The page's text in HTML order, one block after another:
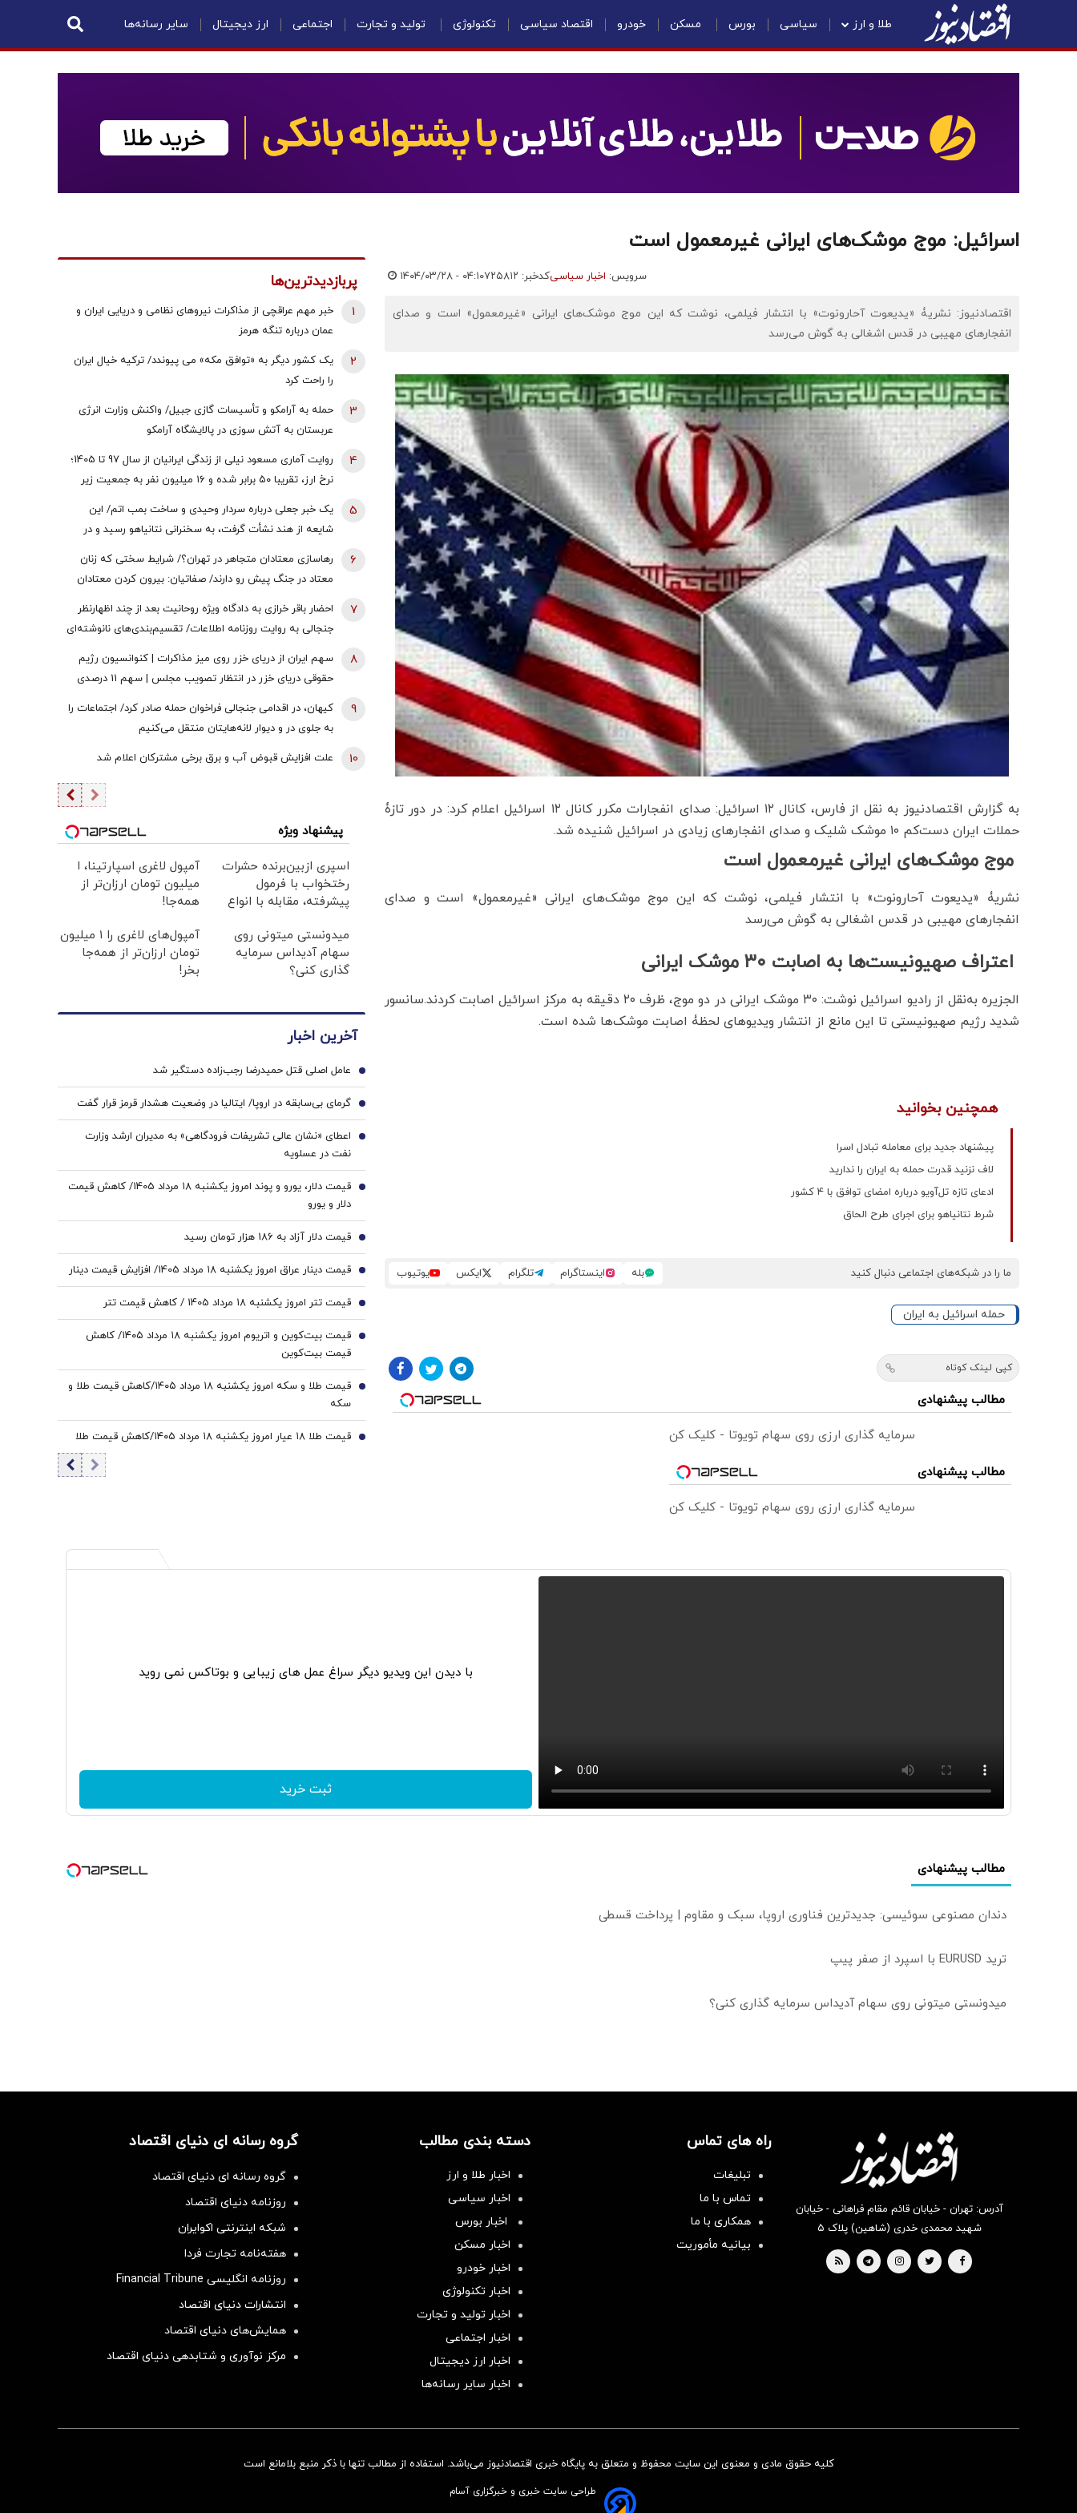
طلا و ارز سیاسی بورس مسکن خودرو اقتصاد سیاسی تکنولوژی تولید و تجارت اجتماعی ارز دیجیتال سایر رسانه‌ها
اسرائیل: موج موشک‌های ایرانی غیرمعمول است
سرویس: اخبار سیاسیکدخبر: ۷۲۵۸۱۲ ۱۴۰۴/۰۳/۲۸ - ۰۴:۱۰
اقتصادنیوز: نشریۀ «یدیعوت آحارونوت» با انتشار فیلمی، نوشت که این موج موشک‌های ایرانی «غیرمعمول» است و صدای
انفجارهای مهیبی در قدس اشغالی به گوش می‌رسد
به گزارش اقتصادنیوز به نقل از فارس، کانال ۱۲ اسرائیل: صدای انفجارات مکرر کانال ۱۲ اسرائیل اعلام کرد: در دور تازۀ
حملات ایران دست‌کم ۱۰ موشک شلیک و صدای انفجارهای زیادی در اسرائیل شنیده شد.
موج موشک‌های ایرانی غیرمعمول است
نشریۀ «یدیعوت آحارونوت» با انتشار فیلمی، نوشت که این موج موشک‌های ایرانی «غیرمعمول» است و صدای
انفجارهای مهیبی در قدس اشغالی به گوش می‌رسد
اعتراف صهیونیست‌ها به اصابت ۳۰ موشک ایرانی
الجزیره به‌نقل از رادیو اسرائیل نوشت: ۳۰ موشک ایرانی در دو موج، ظرف ۲۰ دقیقه به مرکز اسرائیل اصابت کردند.سانسور
شدید رژیم صهیونیستی تا این مانع از انتشار ویدیوهای لحظۀ اصابت موشک‌ها شده است.
همچنین بخوانید
پیشنهاد جدید برای معامله تبادل اسرا
لاف نزنید قدرت حمله به ایران را ندارید
ادعای تازه تل‌آویو درباره امضای توافق با ۴ کشور
شرط نتانیاهو برای اجرای طرح الحاق
ما را در شبکه‌های اجتماعی دنبال کنید بله اینستاگرام تلگرام ایکس یوتیوب
حمله اسرائیل به ایران
کپی لینک کوتاه
مطالب پیشنهادی
سرمایه گذاری ارزی روی سهام تویوتا - کلیک کن
مطالب پیشنهادی
سرمایه گذاری ارزی روی سهام تویوتا - کلیک کن
پربازدیدترین‌ها
خبر مهم عراقچی از مذاکرات نیروهای نظامی و دریایی ایران و
عمان درباره تنگه هرمز
1
یک کشور دیگر به «توافق مکه» می پیوندد/ ترکیه خیال ایران
را راحت کرد
2
حمله به آرامکو و تأسیسات گازی جبیل/ واکنش وزارت انرژی
عربستان به آتش سوزی در پالایشگاه آرامکو
3
روایت آماری مسعود نیلی از زندگی ایرانیان از سال 97 تا 1405؛
نرخ ارز، تقریبا ۵۰ برابر شده و ۱۶‌ میلیون نفر به جمعیت زیر
رویکرد ساخته می‌شود؛ حکمرانی عرصه جنگاوری است یا عرصه
فراهم‌آوری صلح؟
4
یک خبر جعلی درباره سردار وحیدی و ساخت بمب اتم/ این
شایعه از هند نشأت گرفت، به سخنرانی نتانیاهو رسید و در
5
رهاسازی معتادان متجاهر در تهران؟/ شرایط سختی که زنان
معتاد در جنگ پیش رو دارند/ صفاتیان: بیرون کردن معتادان
متجاهر از مراکز فقط یک بهانه است
6
احضار باقر خرازی به دادگاه ویژه روحانیت بعد از چند اظهارنظر
جنجالی به روایت روزنامه اطلاعات/ تقسیم‌بندی‌های نانوشته‌ای
سرمایه‌آفرین نیست
7
سهم ایران از دریای خزر روی میز مذاکرات | کنوانسیون رژیم
حقوقی دریای خزر در انتظار تصویب مجلس | سهم 11 درصدی
8
کیهان، در اقدامی جنجالی فراخوان حمله صادر کرد/ اجتماعات را
به جلوی در و دیوار لانه‌هایتان منتقل می‌کنیم
9
علت افزایش قبوض آب و برق برخی مشترکان اعلام شد 10
پیشنهاد ویژه
اسپری ازبین‌برنده حشرات
رختخواب با فرمول
پیشرفته، مقابله با انواع
آمپول لاغری اسپارتینا، ا
میلیون تومان ارزان‌تر از
همه‌جا!
میدونستی میتونی روی
سهام آدیداس سرمایه
گذاری کنی؟
آمپول‌های لاغری را ۱ میلیون
تومان ارزان‌تر از همه‌جا
بخر!
آخرین اخبار
عامل اصلی قتل حمیدرضا رجب‌زاده دستگیر شد 1
گرمای بی‌سابقه در اروپا/ ایتالیا در وضعیت هشدار قرمز قرار گفت 2
اعطای «نشان عالی تشریفات فرودگاهی» به مدیران ارشد وزارت
نفت در عسلویه
3
قیمت دلار، یورو و پوند امروز یکشنبه ۱۸ مرداد 1405/ کاهش قیمت
دلار و یورو
4
قیمت دلار آزاد به 186 هزار تومان رسید 5
قیمت دینار عراق امروز یکشنبه ۱۸ مرداد 1405/ افزایش قیمت دینار 6
قیمت تتر امروز یکشنبه ۱۸ مرداد 1405 / کاهش قیمت تتر 7
قیمت بیت‌کوین و اتریوم امروز یکشنبه ۱۸ مرداد ۱۴۰۵/ کاهش
قیمت بیت‌کوین
8
قیمت طلا و سکه امروز یکشنبه ۱۸ مرداد ۱۴۰۵/کاهش قیمت طلا و
سکه
9
قیمت طلا ۱۸ عیار امروز یکشنبه ۱۸ مرداد ۱۴۰۵/کاهش قیمت طلا 10
با دیدن این ویدیو دیگر سراغ عمل های زیبایی و بوتاکس نمی روید
ثبت خرید
مطالب پیشنهادی
دندان مصنوعی سوئیسی: جدیدترین فناوری اروپا، سبک و مقاوم | پرداخت قسطی
ترید EURUSD با اسپرد از صفر پیپ
میدونستی میتونی روی سهام آدیداس سرمایه گذاری کنی؟
آدرس: تهران - خیابان قائم مقام فراهانی - خیابان
شهید محمدی خدری (شاهین) پلاک ۵
راه های تماس
تبلیغات
تماس با ما
همکاری با ما
بیانیه مأموریت
دسته بندی مطالب
اخبار طلا و ارز
اخبار سیاسی
اخبار بورس
اخبار مسکن
اخبار خودرو
اخبار تکنولوژی
اخبار تولید و تجارت
اخبار اجتماعی
اخبار ارز دیجیتال
اخبار سایر رسانه‌‌ها
گروه رسانه ای دنیای اقتصاد
گروه رسانه ای دنیای اقتصاد
روزنامه دنیای اقتصاد
شبکه اینترنتی اکوایران
هفته‌نامه تجارت فردا
روزنامه انگلیسی Financial Tribune
انتشارات دنیای اقتصاد
همایش‌های دنیای اقتصاد
مرکز نوآوری و شتابدهی دنیای اقتصاد
کلیه حقوق مادی و معنوی این سایت محفوظ و متعلق به پایگاه خبری اقتصادنیوز می‌باشد. استفاده از مطالب تنها با ذکر منبع بلامانع است
طراحی سایت خبری و خبرگزاری آسام